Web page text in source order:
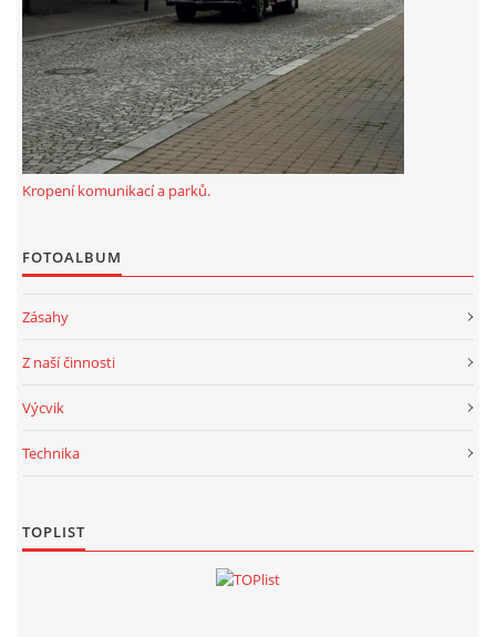
Kropení komunikací a parků.
FOTOALBUM
Zásahy
Z naší činnosti
Výcvik
Technika
TOPLIST